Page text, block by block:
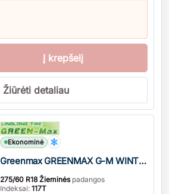
Į krepšelį
Žiūrėti detaliau
Ekonominė
Greenmax GREENMAX G-M WINTER GRIP SUV XL DOT21
275/60 R18 Žieminėspadangos
Indeksai: 117T